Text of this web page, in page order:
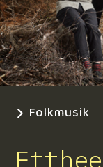
Folkmusik